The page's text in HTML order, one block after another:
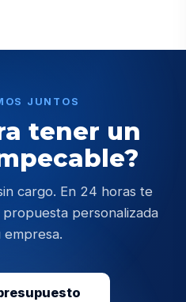
JUNTOS
tener un
cargo. En 24 horas te
personalizada
empresa.